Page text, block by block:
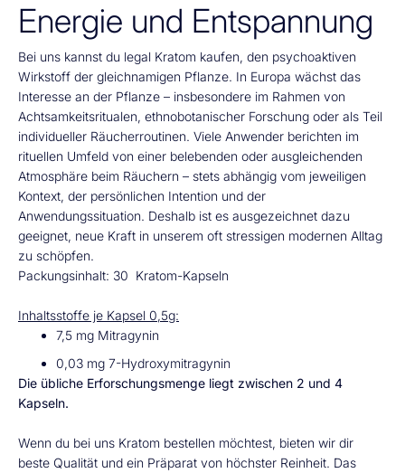
Energie und Entspannung
Bei uns kannst du legal Kratom kaufen, den psychoaktiven
Wirkstoff der gleichnamigen Pflanze. In Europa wächst das
Interesse an der Pflanze – insbesondere im Rahmen von
Achtsamkeitsritualen, ethnobotanischer Forschung oder als Teil
individueller Räucherroutinen. Viele Anwender berichten im
rituellen Umfeld von einer belebenden oder ausgleichenden
Atmosphäre beim Räuchern – stets abhängig vom jeweiligen
Kontext, der persönlichen Intention und der
Anwendungssituation. Deshalb ist es ausgezeichnet dazu
geeignet, neue Kraft in unserem oft stressigen modernen Alltag
zu schöpfen.
Packungsinhalt: 30 Kratom-Kapseln
Inhaltsstoffe je Kapsel 0,5g:
7,5 mg Mitragynin
0,03 mg 7-Hydroxymitragynin
Die übliche Erforschungsmenge liegt zwischen 2 und 4
Kapseln.
Wenn du bei uns Kratom bestellen möchtest, bieten wir dir
beste Qualität und ein Präparat von höchster Reinheit. Das